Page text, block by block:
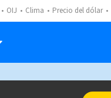
OIJ Clima Precio del dólar